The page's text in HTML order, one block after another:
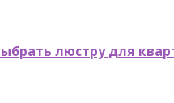
люстру для